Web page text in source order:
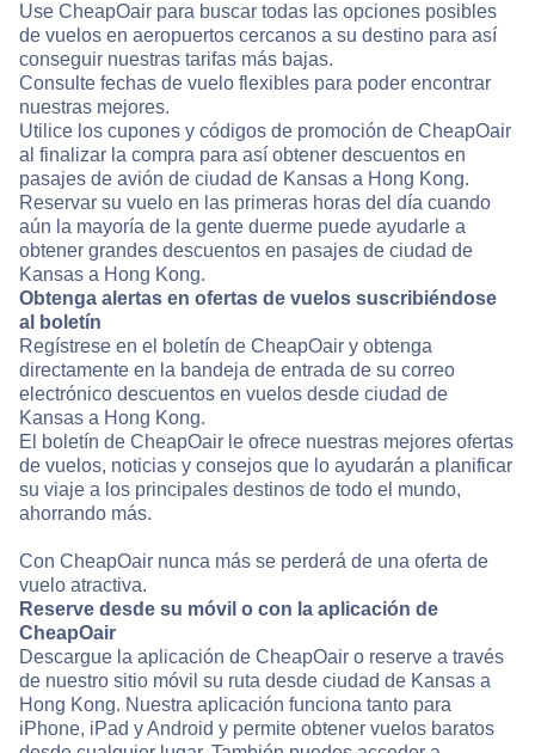
Use CheapOair para buscar todas las opciones posibles
de vuelos en aeropuertos cercanos a su destino para así
conseguir nuestras tarifas más bajas.
Consulte fechas de vuelo flexibles para poder encontrar
nuestras mejores.
Utilice los cupones y códigos de promoción de CheapOair
al finalizar la compra para así obtener descuentos en
pasajes de avión de ciudad de Kansas a Hong Kong.
Reservar su vuelo en las primeras horas del día cuando
aún la mayoría de la gente duerme puede ayudarle a
obtener grandes descuentos en pasajes de ciudad de
Kansas a Hong Kong.
Obtenga alertas en ofertas de vuelos suscribiéndose
al boletín
Regístrese en el boletín de CheapOair y obtenga
directamente en la bandeja de entrada de su correo
electrónico descuentos en vuelos desde ciudad de
Kansas a Hong Kong.
El boletín de CheapOair le ofrece nuestras mejores ofertas
de vuelos, noticias y consejos que lo ayudarán a planificar
su viaje a los principales destinos de todo el mundo,
ahorrando más.
Con CheapOair nunca más se perderá de una oferta de
vuelo atractiva.
Reserve desde su móvil o con la aplicación de
CheapOair
Descargue la aplicación de CheapOair o reserve a través
de nuestro sitio móvil su ruta desde ciudad de Kansas a
Hong Kong. Nuestra aplicación funciona tanto para
iPhone, iPad y Android y permite obtener vuelos baratos